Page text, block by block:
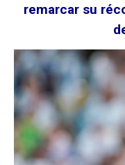
remarcar su